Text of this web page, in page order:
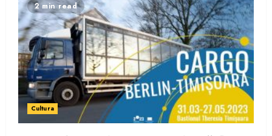
2 min read
Cultura